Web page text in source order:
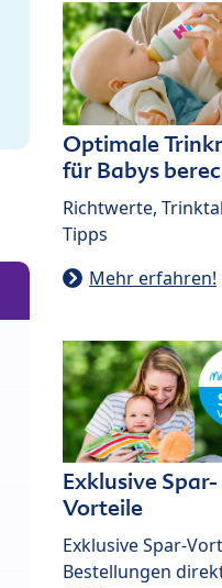
Optimale
für Babys
Richtwerte,
Tipps
Mehr erfahren!
Exklusive Spar-
Vorteile
Exklusive Spar-
Bestellungen